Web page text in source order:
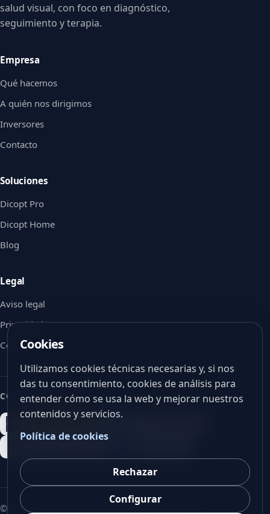
salud visual, con foco en diagnóstico,
seguimiento y terapia.
Empresa
Qué hacemos
A quién nos dirigimos
Inversores
Contacto
Soluciones
Dicopt Pro
Dicopt Home
Blog
Legal
Aviso legal
Privacidad
Cookies
CON EL APOYO DE
© 2026 V-Vision. Todos los derechos reservados.
Cookies
Utilizamos cookies técnicas necesarias y, si nos
das tu consentimiento, cookies de análisis para
entender cómo se usa la web y mejorar nuestros
contenidos y servicios.
Política de cookies
Rechazar
Configurar